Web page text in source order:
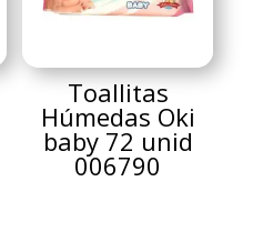
Toallitas
Húmedas Oki
baby 72 unid
006790